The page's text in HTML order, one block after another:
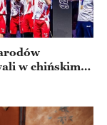
w chińskim